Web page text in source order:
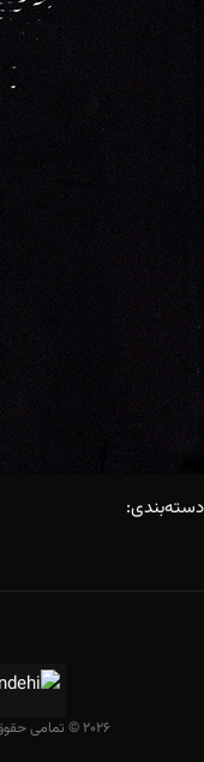
دسته‌بندی:
2026 © تمامی حقوق وب سایت متعلق به انتشارات علمی است.